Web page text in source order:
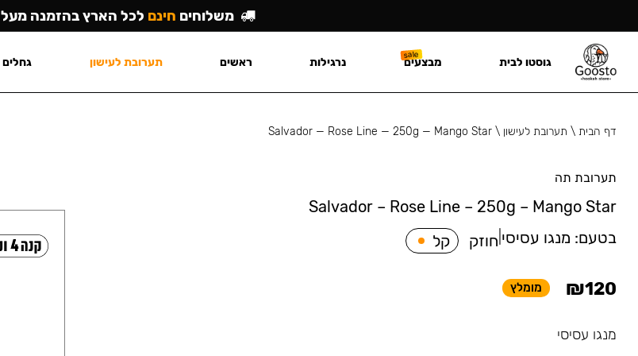
דף הבית\ תערובת לעישון \
Salvador — Rose Line — 250g — Mango Star
תערובת תה
Salvador – Rose Line – 250g – Mango Star
בטעם: מנגו עסיסי חוזק קל
₪120 מומלץ
מנגו עסיסי
משלוחים חינם לכל הארץ בהזמנה מעל ₪449
גוסטו לבית מבצעים נרגילות ראשים תערובת לעישון גחלים